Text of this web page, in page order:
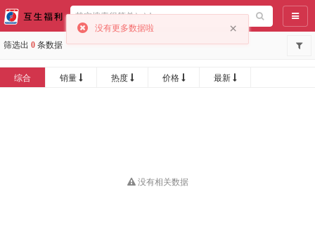
导航
筛选出 0 条数据
综合 销量 热度 价格 最新
没有相关数据
×
没有更多数据啦